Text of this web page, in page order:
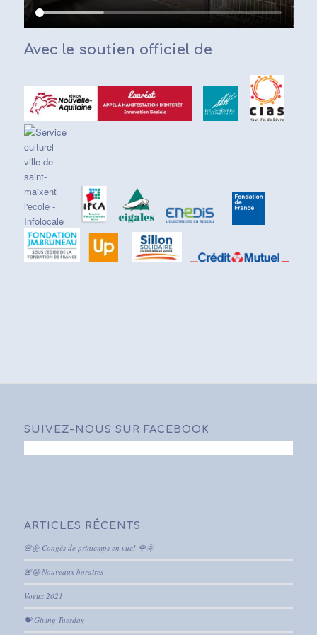
Avec le soutien officiel de
SUIVEZ-NOUS SUR FACEBOOK
ARTICLES RÉCENTS
🌸🌼 Congés de printemps en vue! 🌹🌞
🚨😷 Nouveaux horaires
Voeux 2021
💝 Giving Tuesday